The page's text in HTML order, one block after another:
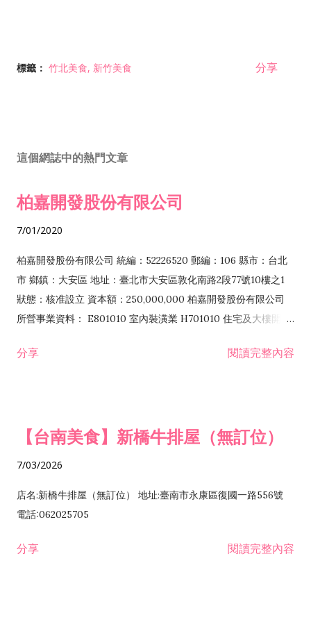
標籤： 竹北美食 新竹美食 分享
這個網誌中的熱門文章
柏嘉開發股份有限公司
7/01/2020
柏嘉開發股份有限公司 統編：52226520 郵編：106 縣市：台北
市 鄉鎮：大安區 地址：臺北市大安區敦化南路2段77號10樓之1
狀態：核准設立 資本額：250,000,000 柏嘉開發股份有限公司
所營事業資料： E801010 室內裝潢業 H701010 住宅及大樓開發
發業 H703090 不動產買賣業 H703100 不動產租賃業 I503010
分享 閱讀完整內容
【台南美食】新橋牛排屋（無訂位）
7/03/2026
店名:新橋牛排屋（無訂位） 地址:臺南市永康區復國一路556號
電話:062025705
分享 閱讀完整內容